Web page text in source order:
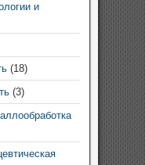
и
(18)
(3)